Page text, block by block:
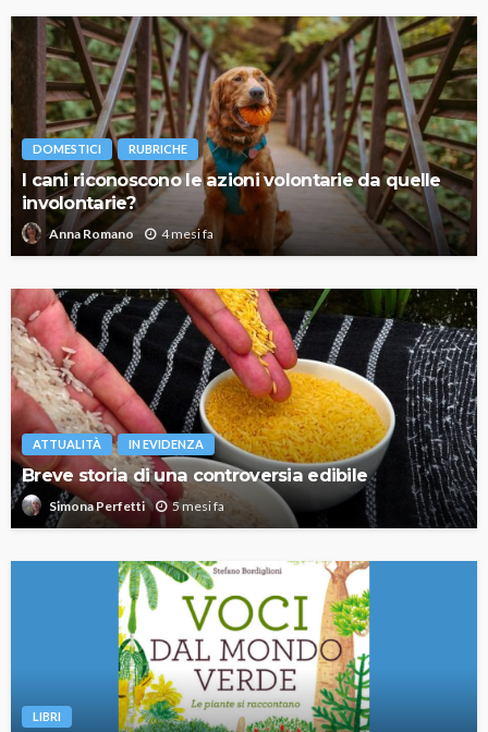
DOMESTICI RUBRICHE
I cani riconoscono le azioni volontarie da quelle
involontarie?
Anna Romano 4 mesi fa
ATTUALITÀ IN EVIDENZA
Breve storia di una controversia edibile
Simona Perfetti 5 mesi fa
LIBRI